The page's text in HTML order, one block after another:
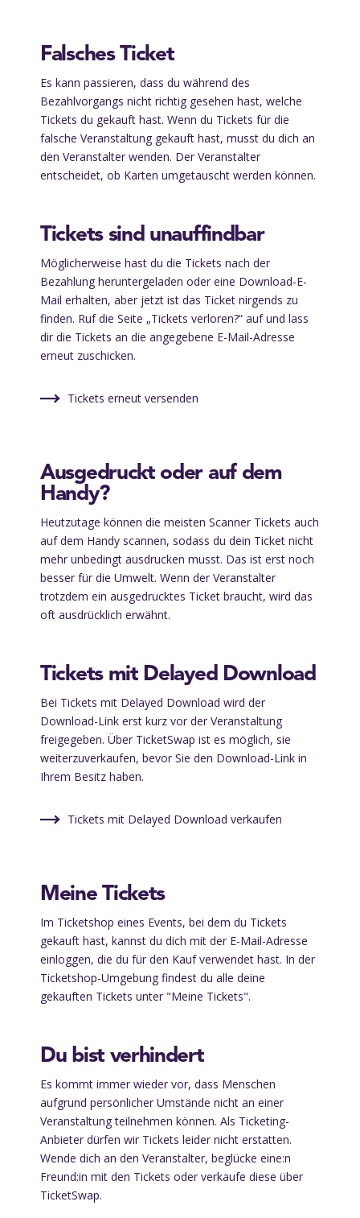
Falsches Ticket
Es kann passieren, dass du während des
Bezahlvorgangs nicht richtig gesehen hast, welche
Tickets du gekauft hast. Wenn du Tickets für die
falsche Veranstaltung gekauft hast, musst du dich an
den Veranstalter wenden. Der Veranstalter
entscheidet, ob Karten umgetauscht werden können.
Tickets sind unauffindbar
Möglicherweise hast du die Tickets nach der
Bezahlung heruntergeladen oder eine Download-E-
Mail erhalten, aber jetzt ist das Ticket nirgends zu
finden. Ruf die Seite „Tickets verloren?“ auf und lass
dir die Tickets an die angegebene E-Mail-Adresse
erneut zuschicken.
Tickets erneut versenden
Ausgedruckt oder auf dem
Handy?
Heutzutage können die meisten Scanner Tickets auch
auf dem Handy scannen, sodass du dein Ticket nicht
mehr unbedingt ausdrucken musst. Das ist erst noch
besser für die Umwelt. Wenn der Veranstalter
trotzdem ein ausgedrucktes Ticket braucht, wird das
oft ausdrücklich erwähnt.
Tickets mit Delayed Download
Bei Tickets mit Delayed Download wird der
Download-Link erst kurz vor der Veranstaltung
freigegeben. Über TicketSwap ist es möglich, sie
weiterzuverkaufen, bevor Sie den Download-Link in
Ihrem Besitz haben.
Tickets mit Delayed Download verkaufen
Meine Tickets
Im Ticketshop eines Events, bei dem du Tickets
gekauft hast, kannst du dich mit der E-Mail-Adresse
einloggen, die du für den Kauf verwendet hast. In der
Ticketshop-Umgebung findest du alle deine
gekauften Tickets unter "Meine Tickets".
Du bist verhindert
Es kommt immer wieder vor, dass Menschen
aufgrund persönlicher Umstände nicht an einer
Veranstaltung teilnehmen können. Als Ticketing-
Anbieter dürfen wir Tickets leider nicht erstatten.
Wende dich an den Veranstalter, beglücke eine:n
Freund:in mit den Tickets oder verkaufe diese über
TicketSwap.